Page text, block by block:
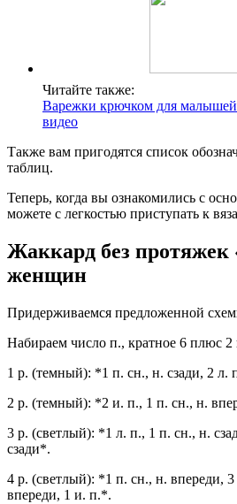
Читайте также:
Варежки крючком для
видео
Также вам пригодятся список
таблиц.
Теперь, когда вы ознакомились с
можете с легкостью приступать к
Жаккард без протяжек
женщин
Придерживаемся предложенной
Набираем число п., кратное 6 плюс
1 р. (темный): *1 п. сн., н. сзади, 2 л.
2 р. (темный): *2 и. п., 1 п. сн., н.
3 р. (светлый): *1 л. п., 1 п. сн., н.
сзади*.
4 р. (светлый): *1 п. сн., н. впереди,
впереди, 1 и. п.*.